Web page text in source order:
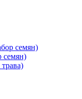
семян)
семян)